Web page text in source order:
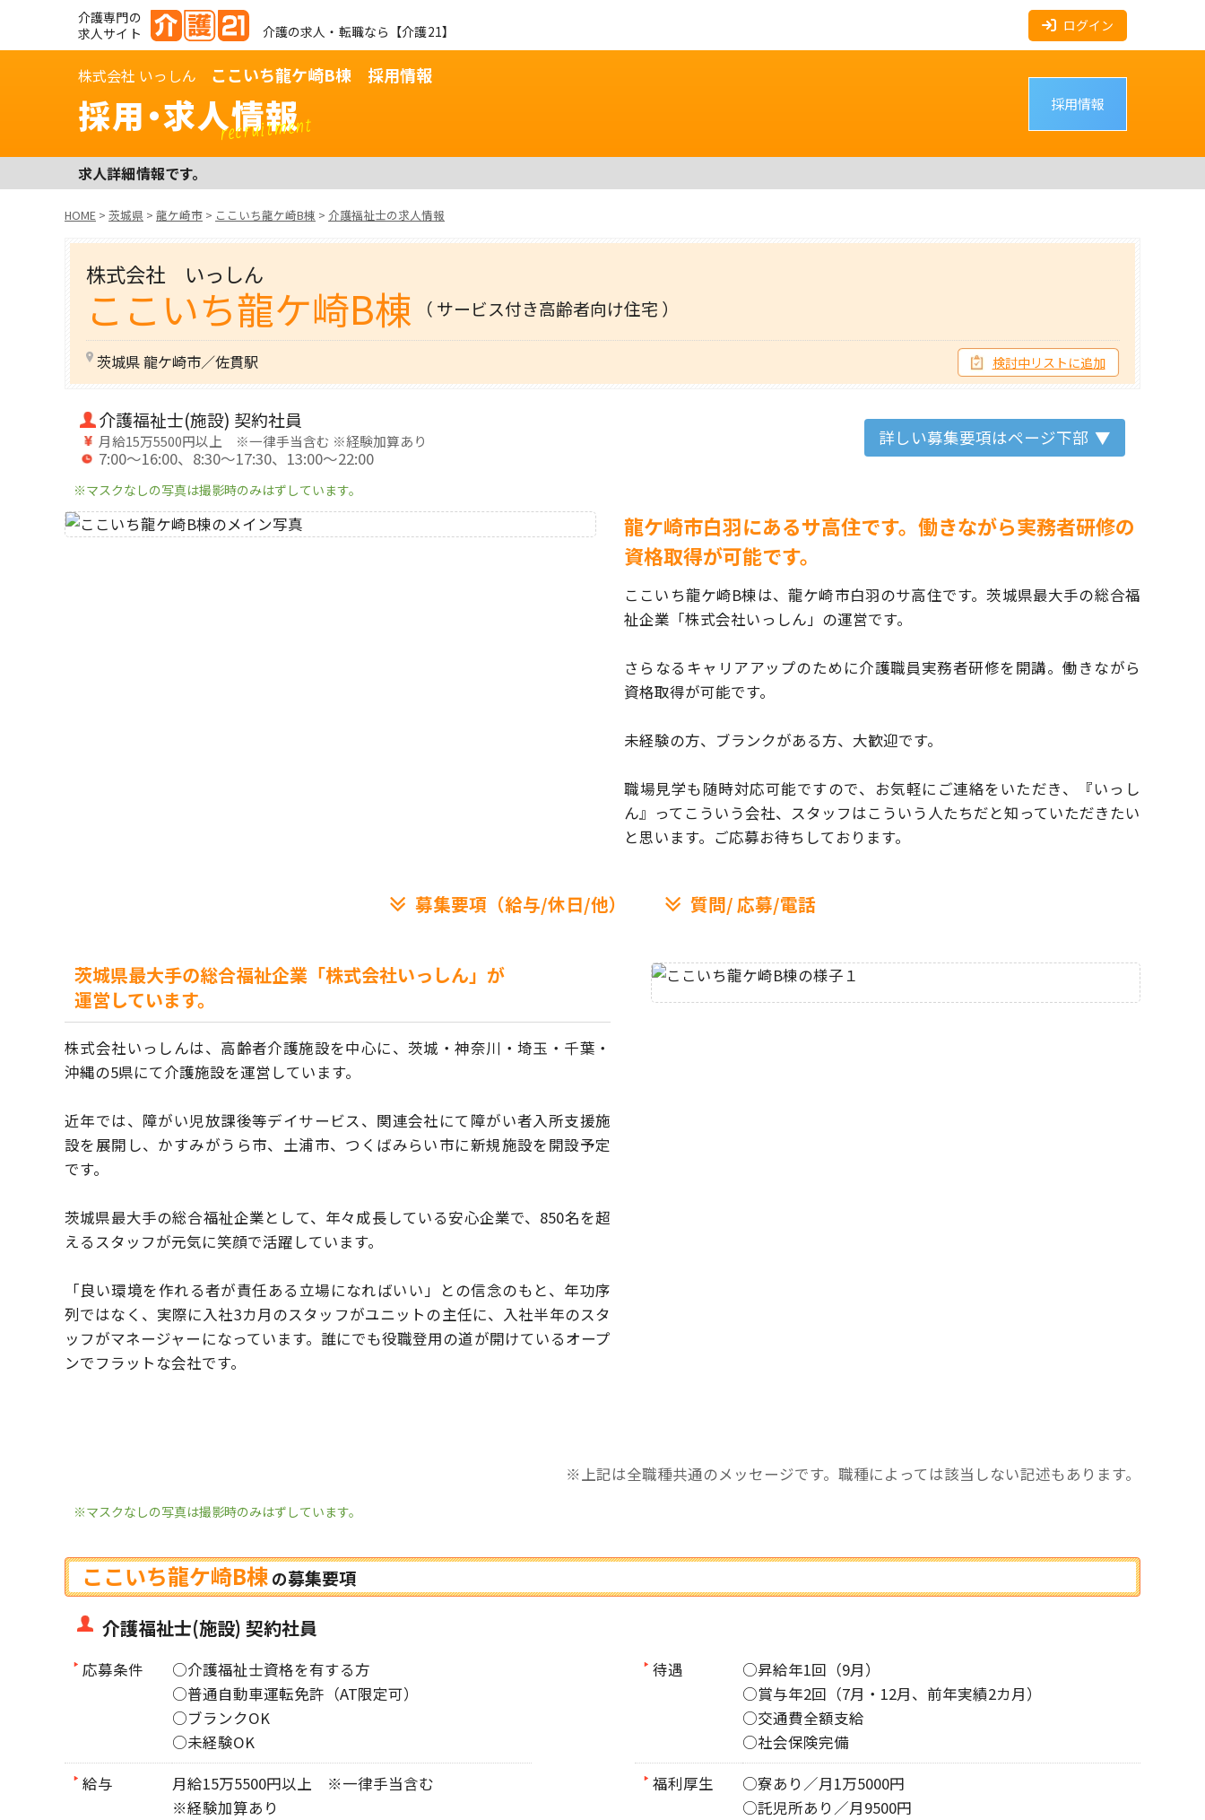
介護専門の
求人サイト
介護の求人・転職なら【介護21】 ログイン
株式会社 いっしん ここいち龍ケ崎B棟 採用情報
採用・求人情報
recruitment
採用情報
求人詳細情報です。
HOME > 茨城県 > 龍ケ崎市 > ここいち龍ケ崎B棟 > 介護福祉士の求人情報
株式会社 いっしん
ここいち龍ケ崎B棟 （ サービス付き高齢者向け住宅 ）
茨城県 龍ケ崎市／佐貫駅 検討中リストに追加
介護福祉士(施設) 契約社員
月給15万5500円以上 ※一律手当含む ※経験加算あり
7:00～16:00、8:30～17:30、13:00～22:00
詳しい募集要項はページ下部
※マスクなしの写真は撮影時のみはずしています。
龍ケ崎市白羽にあるサ高住です。働きながら実務者研修の
資格取得が可能です。
ここいち龍ケ崎B棟は、龍ケ崎市白羽のサ高住です。茨城県最大手の総合福
祉企業「株式会社いっしん」の運営です。
さらなるキャリアアップのために介護職員実務者研修を開講。働きながら
資格取得が可能です。
未経験の方、ブランクがある方、大歓迎です。
職場見学も随時対応可能ですので、お気軽にご連絡をいただき、
『いっし
ん』ってこういう会社、スタッフはこういう人たちだと知っていただきたい
と思います。ご応募お待ちしております。
募集要項（給与/休日/他） 質問/応募/電話
茨城県最大手の総合福祉企業「株式会社いっしん」が
運営しています。
株式会社いっしんは、高齢者介護施設を中心に、茨城・神奈川・埼玉・ 千葉・
沖縄の5県にて介護施設を運営しています。
近年では、障がい児放課後等デイサービス、関連会社にて障がい者入所支援施
設を展開し、かすみがうら市、土浦市、つくばみらい市に新規施設を開設予定
です。
茨城県最大手の総合福祉企業として、年々成長している安心企業で、 850名を超
えるスタッフが元気に笑顔で活躍しています。
「良い環境を作れる者が責任ある立場になればいい」との信念のもと、 年功序
列ではなく、実際に入社3カ月のスタッフがユニットの主任に、 入社半年のスタ
ッフがマネージャーになっています。 誰にでも役職登用の道が開けているオープ
ンでフラットな会社です。
※上記は全職種共通のメッセージです。職種によっては該当しない記述もあります。
※マスクなしの写真は撮影時のみはずしています。
ここいち龍ケ崎B棟 の募集要項
介護福祉士(施設) 契約社員
応募条件
○介護福祉士資格を有する方
○普通自動車運転免許（AT限定可）
○ブランクOK
○未経験OK
給与
月給15万5500円以上 ※一律手当含む
※経験加算あり
待遇
○昇給年1回（9月）
○賞与年2回（7月・12月、前年実績2カ月）
○交通費全額支給
○社会保険完備
福利厚生
○寮あり／月1万5000円
○託児所あり／月9500円